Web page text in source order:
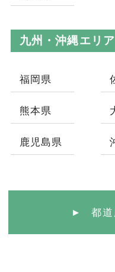
九州・沖縄エリア
福岡県
熊本県
鹿児島県
都